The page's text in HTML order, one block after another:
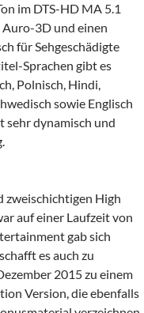
im DTS-HD MA 5.1
3D und einen
für Sehgeschädigte
Sprachen gibt es
Polnisch, Hindi,
sowie Englisch
sehr dynamisch und
zweischichtigen High
auf einer Laufzeit von
gab sich
es auch zu
2015 zu einem
Version, die ebenfalls